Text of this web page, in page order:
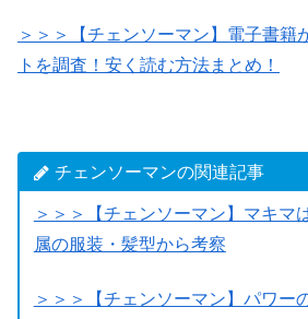
＞＞＞【チェンソーマン】電子書籍
トを調査！安く読む方法まとめ！
チェンソーマンの関連記事
＞＞＞【チェンソーマン】マキマ
属の服装・髪型から考察
＞＞＞【チェンソーマン】パワー